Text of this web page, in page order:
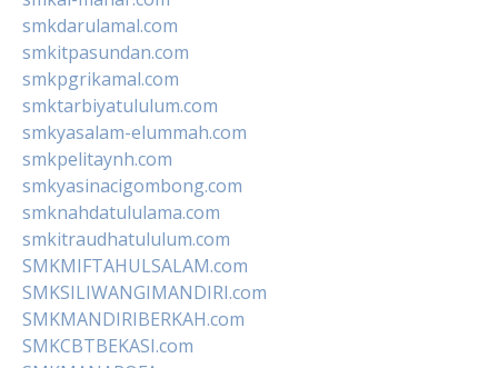
smkdarulamal.com
smkitpasundan.com
smkpgrikamal.com
smktarbiyatululum.com
smkyasalam-elummah.com
smkpelitaynh.com
smkyasinacigombong.com
smknahdatululama.com
smkitraudhatululum.com
SMKMIFTAHULSALAM.com
SMKSILIWANGIMANDIRI.com
SMKMANDIRIBERKAH.com
SMKCBTBEKASI.com